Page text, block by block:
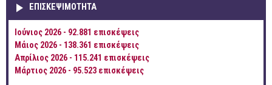
ΕΠΙΣΚΕΨΙΜΌΤΗΤΑ
Ιούνιος 2026 - 92.881 επισκέψεις
Μάιος 2026 - 138.361 επισκέψεις
Απρίλιος 2026 - 115.241 επισκέψεις
Μάρτιος 2026 - 95.523 επισκέψεις